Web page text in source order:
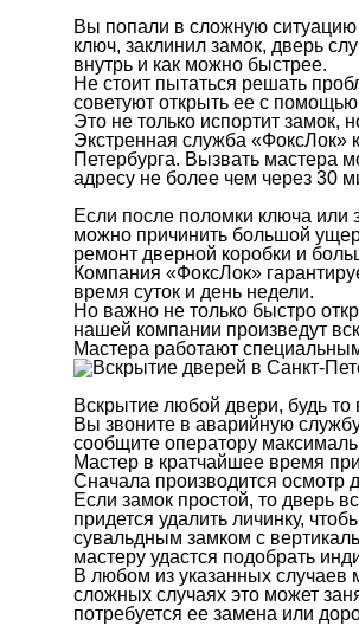
Вы попали в сложную
ключ, заклинил замок, дверь
внутрь и как можно быстрее.
Не стоит пытаться решать
советуют открыть ее с
Это не только испортит замок,
Экстренная служба «ФоксЛок»
Петербурга. Вызвать мастера
адресу не более чем через 30
Если после поломки ключа или
можно причинить большой
ремонт дверной коробки и
Компания «ФоксЛок»
время суток и день недели.
Но важно не только быстро
нашей компании произведут
Мастера работают
Вскрытие любой двери, будь
Вы звоните в аварийную
сообщите оператору
Мастер в кратчайшее время
Сначала производится осмотр
Если замок простой, то дверь
придется удалить личинку,
сувальдным замком с
мастеру удастся подобрать
В любом из указанных случаев
сложных случаях это может
потребуется ее замена или